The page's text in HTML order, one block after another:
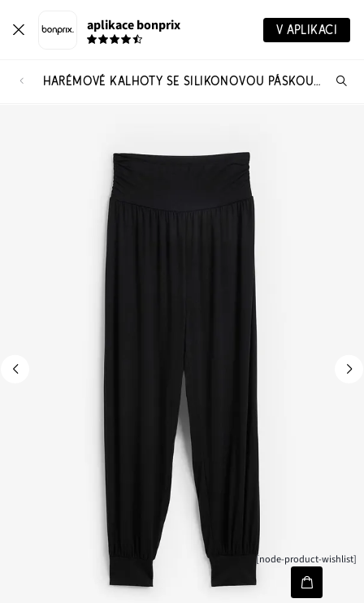
aplikace bonprix V APLIKACI
HARÉMOVÉ KALHOTY SE SILIKONOVOU PÁSKOU V PASE
[node-product-wishlist]